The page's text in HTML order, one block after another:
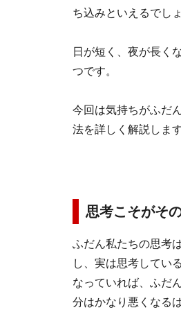
ち込みといえるでしょ
日が短く、夜が長く
つです。
今回は気持ちがふだ
法を詳しく解説します
思考こそがそ
ふだん私たちの思考
し、実は思考してい
なっていれば、ふだ
分はかなり悪くなる